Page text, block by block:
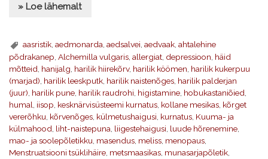
» Loe lähemalt
aasristik ,aedmonarda ,aedsalvei ,aedvaak ,ahtalehine
põdrakanep,Alchemilla vulgaris,allergiat, depressioon, häid
mõtteid, hanijalg, harilik hiirekõrv, harilik köömen, harilik kukerpuu
(marjad), harilik leeskputk, harilik naistenõges, harilik palderjan
(juur), harilik pune, harilik raudrohi, higistamine, hobukastaniõied,
humal, iisop, kesknärvisüsteemi kurnatus, kollane mesikas, kõrget
vererõhku, kõrvenõges, külmetushaigusi, kurnatus, Kuuma- ja
külmahood, liht-naistepuna, liigestehaigusi, luude hõrenemine,
mao- ja soolepõletikku, masendus, meliss, menopaus,
Menstruatsiooni tsüklihäire, metsmaasikas, munasarjapõletik,